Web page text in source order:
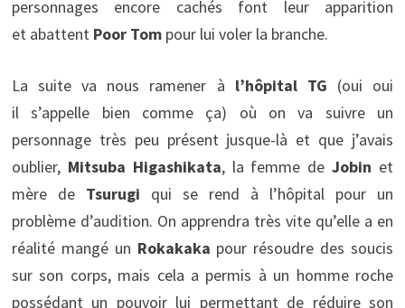
personnages encore cachés font leur apparition
et abattent Poor Tom pour lui voler la branche.
La suite va nous ramener à l’hôpital TG (oui oui
il s’appelle bien comme ça) où on va suivre un
personnage très peu présent jusque-là et que j’avais
oublier, Mitsuba Higashikata, la femme deJobin et
mère de Tsurugi qui se rend à l’hôpital pour un
problème d’audition. On apprendra très vite qu’elle a en
réalité mangé un Rokakaka pour résoudre des soucis
sur son corps, mais cela a permis à un homme roche
possédant un pouvoir lui permettant de réduire son